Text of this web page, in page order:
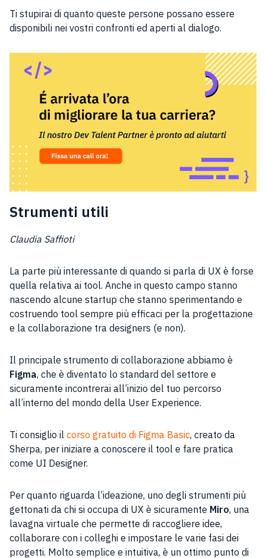
Ti stupirai di quanto queste persone possano essere
disponibili nei vostri confronti ed aperti al dialogo.
Strumenti utili
Claudia Saffioti
La parte più interessante di quando si parla di UX è forse
quella relativa ai tool. Anche in questo campo stanno
nascendo alcune startup che stanno sperimentando e
costruendo tool sempre più efficaci per la progettazione
e la collaborazione tra designers (e non).
Il principale strumento di collaborazione abbiamo è
Figma, che è diventato lo standard del settore e
sicuramente incontrerai all’inizio del tuo percorso
all’interno del mondo della User Experience.
Ti consiglio il corso gratuito di Figma Basic, creato da
Sherpa, per iniziare a conoscere il tool e fare pratica
come UI Designer.
Per quanto riguarda l’ideazione, uno degli strumenti più
gettonati da chi si occupa di UX è sicuramente Miro, una
lavagna virtuale che permette di raccogliere idee,
collaborare con i colleghi e impostare le varie fasi dei
progetti. Molto semplice e intuitiva, è un ottimo punto di